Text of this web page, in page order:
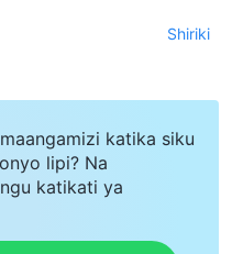
Shiriki
katika siku
lipi? Na
katikati ya